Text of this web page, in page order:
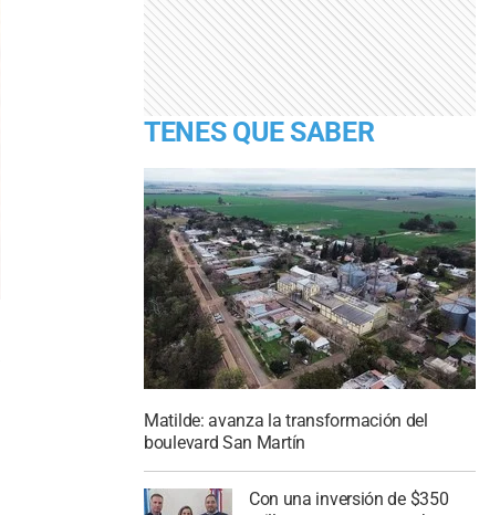
TENES QUE SABER
Matilde: avanza la transformación del
boulevard San Martín
Con una inversión de $350